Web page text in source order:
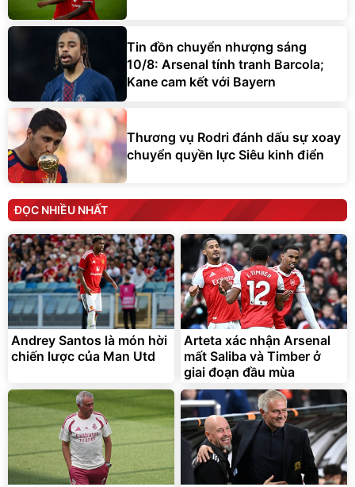
Tin đồn chuyển nhượng sáng
10/8: Arsenal tính tranh Barcola;
Kane cam kết với Bayern
Thương vụ Rodri đánh dấu sự xoay
chuyển quyền lực Siêu kinh điển
ĐỌC NHIỀU NHẤT
Andrey Santos là món hời
chiến lược của Man Utd
Arteta xác nhận Arsenal
mất Saliba và Timber ở
giai đoạn đầu mùa